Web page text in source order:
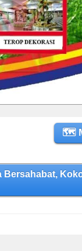
🗺
Bersahabat,